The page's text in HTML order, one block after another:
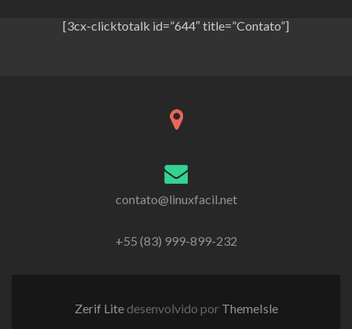
[3cx-clicktotalk id=”644″ title=”Contato”]
contato@linuxfacil.net
+55 (83) 999-899-232
Zerif Lite desenvolvido por ThemeIsle